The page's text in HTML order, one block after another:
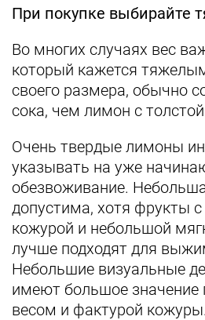
При покупке выбирайте
Во многих случаях вес
который кажется
своего размера, обычно
сока, чем лимон с
Очень твердые лимоны
указывать на уже
обезвоживание.
допустима, хотя фрукты с
кожурой и небольшой
лучше подходят для
Небольшие визуальные
имеют большое значение
весом и фактурой кожуры.